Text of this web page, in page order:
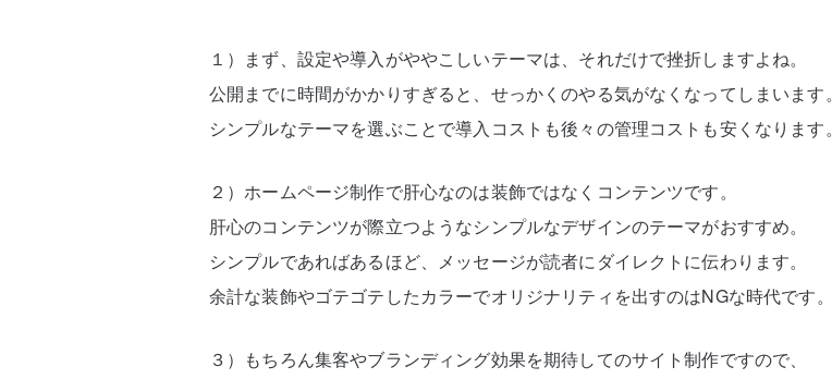
１）まず、設定や導入がややこしいテーマは、それだけで挫折しますよね。
公開までに時間がかかりすぎると、せっかくのやる気がなくなってしまいます。
シンプルなテーマを選ぶことで導入コストも後々の管理コストも安くなります。
２）ホームページ制作で肝心なのは装飾ではなくコンテンツです。
肝心のコンテンツが際立つようなシンプルなデザインのテーマがおすすめ。
シンプルであればあるほど、メッセージが読者にダイレクトに伝わります。
余計な装飾やゴテゴテしたカラーでオリジナリティを出すのはNGな時代です。
３）もちろん集客やブランディング効果を期待してのサイト制作ですので、